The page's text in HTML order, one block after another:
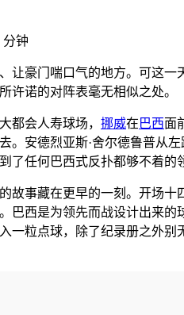
分钟
让豪门喘口气的地方。可这
许诺的对阵表毫无相似之处。
都会人寿球场， 挪威在 巴西面
。安德烈亚斯·舍尔德鲁普从
了任何巴西式反扑都够不着的
故事藏在更早的一刻。开场
巴西是为领先而战设计出来
一粒点球，除了纪录册之外